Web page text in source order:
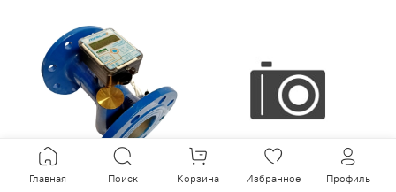
Главная Поиск Корзина Избранное Профиль